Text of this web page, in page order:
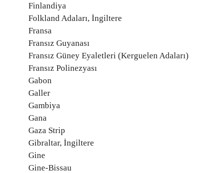
Finlandiya
Folkland Adaları, İngiltere
Fransa
Fransız Guyanası
Fransız Güney Eyaletleri (Kerguelen Adaları)
Fransız Polinezyası
Gabon
Galler
Gambiya
Gana
Gaza Strip
Gibraltar, İngiltere
Gine
Gine-Bissau